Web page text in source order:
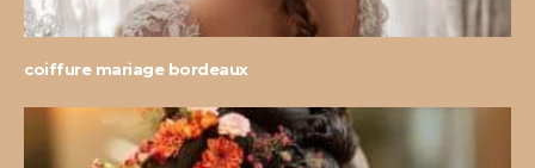
coiffure mariage bordeaux